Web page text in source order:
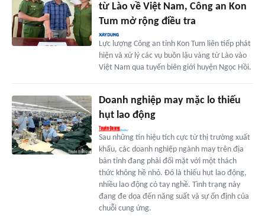
từ Lào về Việt Nam, Công an Kon
Tum mở rộng điều tra
Lực lượng Công an tỉnh Kon Tum liên tiếp phát
hiện và xử lý các vụ buôn lậu vàng từ Lào vào
Việt Nam qua tuyến biên giới huyện Ngọc Hồi.
Doanh nghiệp may mặc lo thiếu
hụt lao động
Sau những tín hiệu tích cực từ thị trường xuất
khẩu, các doanh nghiệp ngành may trên địa
bàn tỉnh đang phải đối mặt với một thách
thức không hề nhỏ. Đó là thiếu hụt lao động,
nhiều lao động có tay nghề. Tình trạng này
đang đe dọa đến năng suất và sự ổn định của
chuỗi cung ứng.